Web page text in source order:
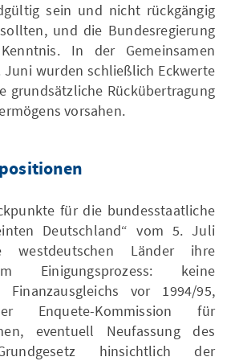
sein und nicht rückgängig
und die Bundesregierung
In der Gemeinsamen
Juni wurden schließlich Eckwerte
grundsätzliche Rückübertragung
vorsahen.
für die bundesstaatliche
Deutschland“ vom 5. Juli
westdeutschen Länder ihre
Einigungsprozess: keine
Finanzausgleichs vor 1994/95,
Enquete-Kommission für
eventuell Neufassung des
hinsichtlich der